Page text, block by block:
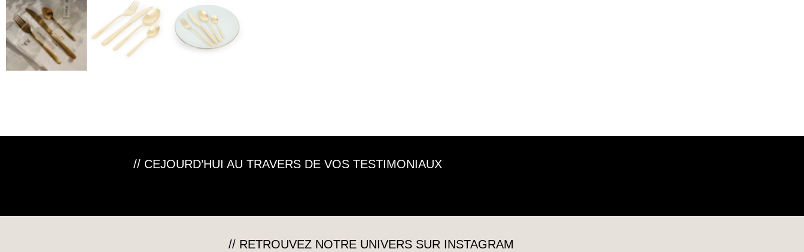
// CEJOURD’HUI AU TRAVERS DE VOS TESTIMONIAUX
// RETROUVEZ NOTRE UNIVERS SUR INSTAGRAM